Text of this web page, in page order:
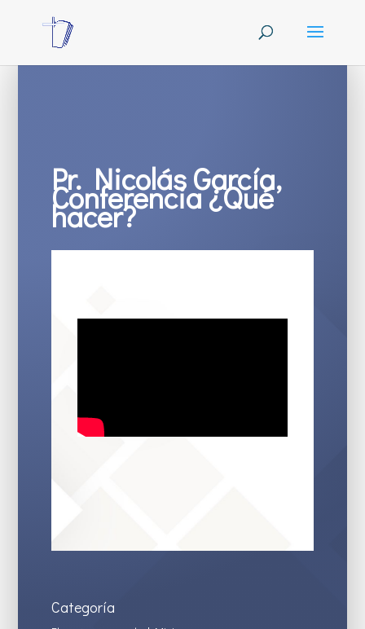
Pr. Nicolás García,
Conferencia ¿Qué
hacer?
Categoría